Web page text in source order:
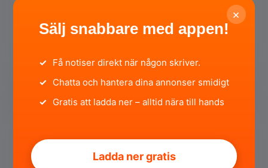
Örebro län, Kumla · för 1 månad sedan
SÄLJA
×
Sälj snabbare med appen!
✓ Få notiser direkt när någon skriver.
✓ Chatta och hantera dina annonser smidigt
✓ Gratis att ladda ner – alltid nära till hands
Ladda ner gratis